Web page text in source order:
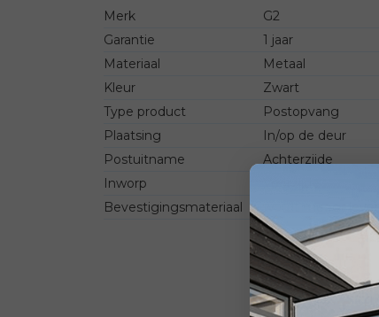
Merk
G2
Garantie
1 jaar
Materiaal
Metaal
Kleur
Zwart
Type product
Postopvang
Plaatsing
In/op de deur
Postuitname
Achterzijde
Inworp
Bevestigingsmateriaal